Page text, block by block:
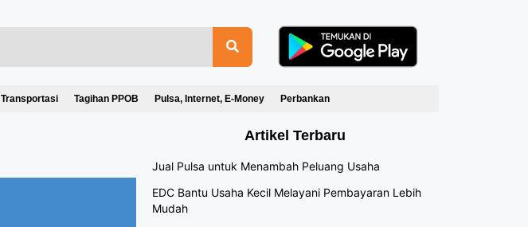
Transportasi Tagihan PPOB Pulsa, Internet, E-Money Perbankan
Artikel Terbaru
Jual Pulsa untuk Menambah Peluang Usaha
EDC Bantu Usaha Kecil Melayani Pembayaran Lebih
Mudah